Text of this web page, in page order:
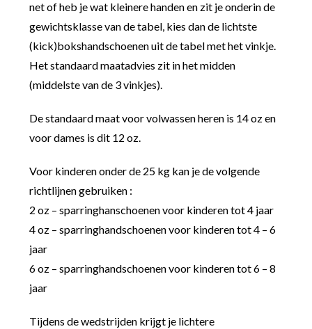
net of heb je wat kleinere handen en zit je onderin de
gewichtsklasse van de tabel, kies dan de lichtste
(kick)bokshandschoenen uit de tabel met het vinkje.
Het standaard maatadvies zit in het midden
(middelste van de 3 vinkjes).
De standaard maat voor volwassen heren is 14 oz en
voor dames is dit 12 oz.
Voor kinderen onder de 25 kg kan je de volgende
richtlijnen gebruiken :
2 oz – sparringhanschoenen voor kinderen tot 4 jaar
4 oz – sparringhandschoenen voor kinderen tot 4 – 6
jaar
6 oz – sparringhandschoenen voor kinderen tot 6 – 8
jaar
Tijdens de wedstrijden krijgt je lichtere